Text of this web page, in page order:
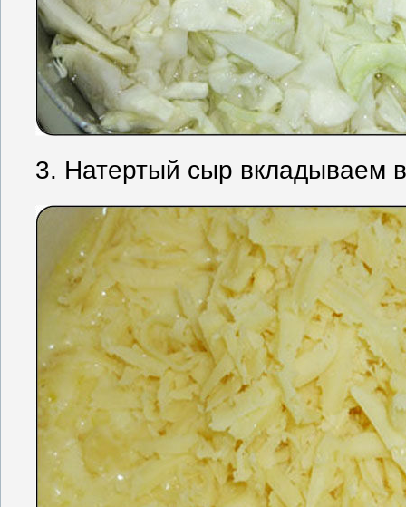
3. Натертый сыр вкладываем